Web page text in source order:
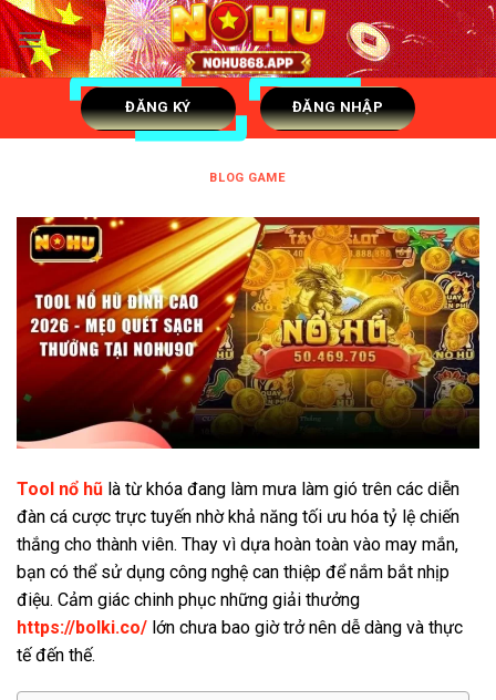
Skip
to
content
ĐĂNG KÝ ĐĂNG NHẬP
BLOG GAME
Tool nổ hũ là từ khóa đang làm mưa làm gió trên các diễn
đàn cá cược trực tuyến nhờ khả năng tối ưu hóa tỷ lệ chiến
thắng cho thành viên. Thay vì dựa hoàn toàn vào may mắn,
bạn có thể sử dụng công nghệ can thiệp để nắm bắt nhịp
điệu. Cảm giác chinh phục những giải thưởng
https://bolki.co/ lớn chưa bao giờ trở nên dễ dàng và thực
tế đến thế.